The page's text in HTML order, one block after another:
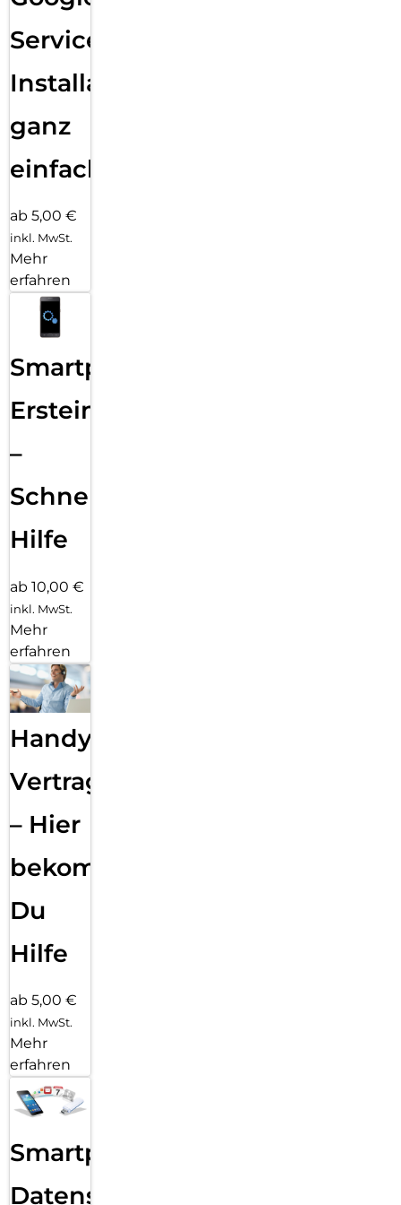
Services
Installation
ganz
einfach
ab 5,00 €
inkl. MwSt.
Mehr
erfahren
Smartphone
Ersteinrichtung
–
Schnelle
Hilfe
ab 10,00 €
inkl. MwSt.
Mehr
erfahren
Handy
Vertragsabwicklung
– Hier
bekommst
Du
Hilfe
ab 5,00 €
inkl. MwSt.
Mehr
erfahren
Smartphone
Datensicherung